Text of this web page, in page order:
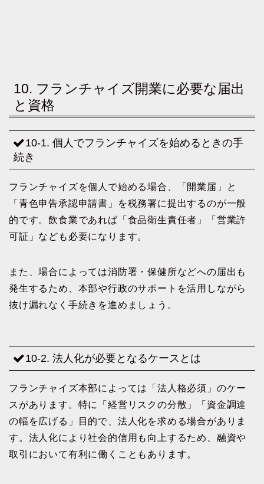
10. フランチャイズ開業に必要な届出
と資格
10-1. 個人でフランチャイズを始めるときの手
続き
フランチャイズを個人で始める場合、「開業届」と
「青色申告承認申請書」を税務署に提出するのが一般
的です。飲食業であれば「食品衛生責任者」「営業許
可証」なども必要になります。
また、場合によっては消防署・保健所などへの届出も
発生するため、本部や行政のサポートを活用しながら
抜け漏れなく手続きを進めましょう。
10-2. 法人化が必要となるケースとは
フランチャイズ本部によっては「法人格必須」のケー
スがあります。特に「経営リスクの分散」「資金調達
の幅を広げる」目的で、法人化を求める場合がありま
す。法人化により社会的信用も向上するため、融資や
取引において有利に働くこともあります。